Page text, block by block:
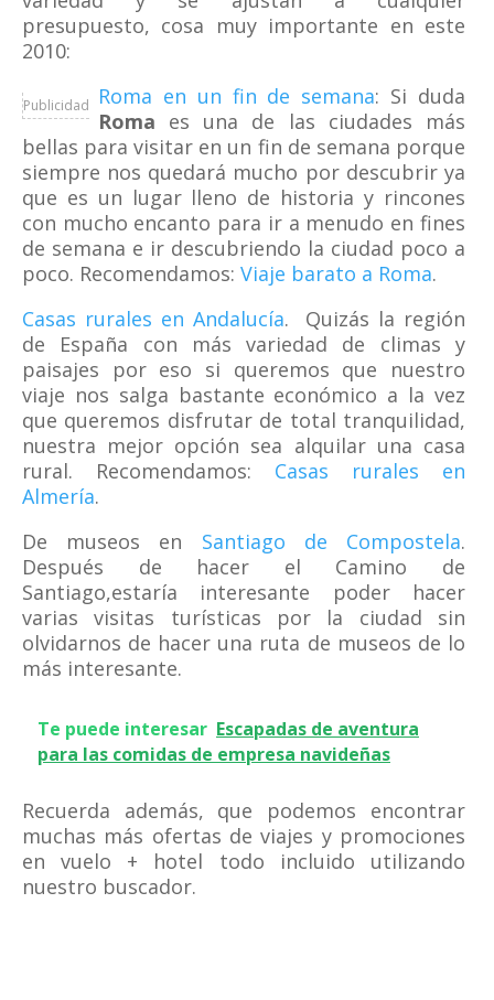
presupuesto, cosa muy importante en este
2010:
Publicidad Roma en un fin de semana: Si duda
Roma es una de las ciudades más
bellas para visitar en un fin de semana porque
siempre nos quedará mucho por descubrir ya
que es un lugar lleno de historia y rincones
con mucho encanto para ir a menudo en fines
de semana e ir descubriendo la ciudad poco a
poco. Recomendamos: Viaje barato a Roma.
Casas rurales en Andalucía. Quizás la región
de España con más variedad de climas y
paisajes por eso si queremos que nuestro
viaje nos salga bastante económico a la vez
que queremos disfrutar de total tranquilidad,
nuestra mejor opción sea alquilar una casa
rural. Recomendamos: Casas rurales en
Almería.
De museos en Santiago de Compostela.
Después de hacer el Camino de
Santiago,estaría interesante poder hacer
varias visitas turísticas por la ciudad sin
olvidarnos de hacer una ruta de museos de lo
más interesante.
Te puede interesar Escapadas de aventura
para las comidas de empresa navideñas
Recuerda además, que podemos encontrar
muchas más ofertas de viajes y promociones
en vuelo + hotel todo incluido utilizando
nuestro buscador.